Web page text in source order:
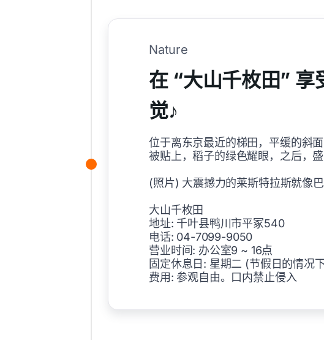
Nature
在 “大山千枚田”
觉♪
位于离东京最近的梯田，平缓的斜
被贴上，稻子的绿色耀眼，之后，
(照片) 大震撼力的莱斯特拉斯就像巴
大山千枚田
地址: 千叶县鸭川市平冢540
电话: 04-7099-9050
营业时间: 办公室9 ~ 16点
固定休息日: 星期二 (节假日的情况
费用: 参观自由。口内禁止侵入